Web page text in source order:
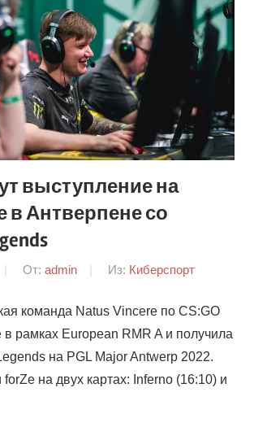
выступление на
в Антверпене со
От: admin Из: Киберспорт
команда Natus Vincere по CS:GO
в рамках European RMR A и получила
на PGL Major Antwerp 2022.
на двух картах: Inferno (16:10) и